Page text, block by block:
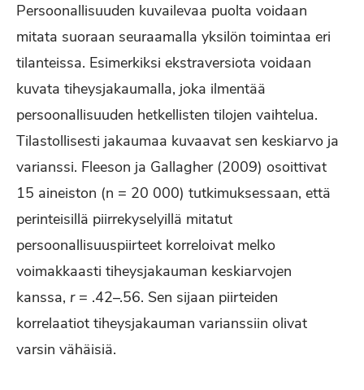
Persoonallisuuden kuvailevaa puolta voidaan
mitata suoraan seuraamalla yksilön toimintaa eri
tilanteissa. Esimerkiksi ekstraversiota voidaan
kuvata tiheysjakaumalla, joka ilmentää
persoonallisuuden hetkellisten tilojen vaihtelua.
Tilastollisesti jakaumaa kuvaavat sen keskiarvo ja
varianssi. Fleeson ja Gallagher (2009) osoittivat
15 aineiston (n = 20 000) tutkimuksessaan, että
perinteisillä piirrekyselyillä mitatut
persoonallisuuspiirteet korreloivat melko
voimakkaasti tiheysjakauman keskiarvojen
kanssa, r= .42–.56. Sen sijaan piirteiden
korrelaatiot tiheysjakauman varianssiin olivat
varsin vähäisiä.